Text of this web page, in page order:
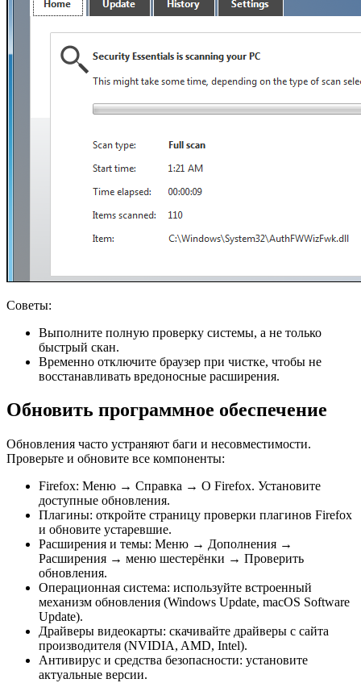
Советы:
Выполните полную проверку системы, а не только
быстрый скан.
Временно отключите браузер при чистке, чтобы не
восстанавливать вредоносные расширения.
Обновить программное обеспечение
Обновления часто устраняют баги и несовместимости.
Проверьте и обновите все компоненты:
Firefox: Меню → Справка → О Firefox. Установите
доступные обновления.
Плагины: откройте страницу проверки плагинов Firefox
и обновите устаревшие.
Расширения и темы: Меню → Дополнения →
Расширения → меню шестерёнки → Проверить
обновления.
Операционная система: используйте встроенный
механизм обновления (Windows Update, macOS Software
Update).
Драйверы видеокарты: скачивайте драйверы с сайта
производителя (NVIDIA, AMD, Intel).
Антивирус и средства безопасности: установите
актуальные версии.